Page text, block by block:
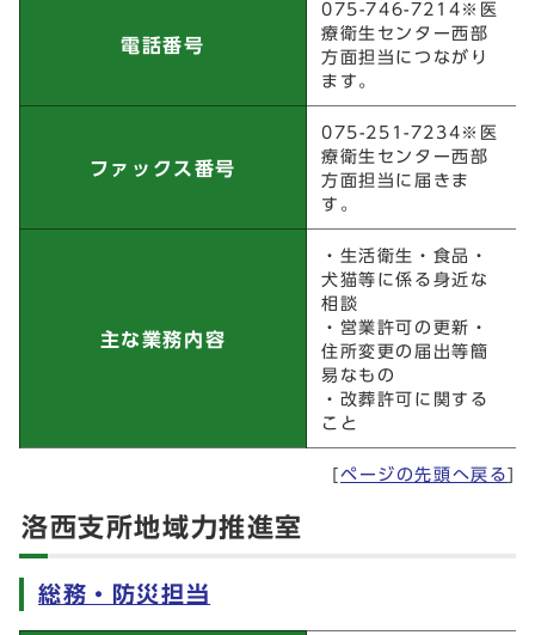
のページへ）
電話番号
075-746-7214※医
療衛生センター西部
方面担当につながり
ます。
ファックス番号
075-251-7234※医
療衛生センター西部
方面担当に届きま
す。
主な業務内容
・生活衛生・食品・
犬猫等に係る身近な
相談
・営業許可の更新・
住所変更の届出等簡
易なもの
・改葬許可に関する
こと
ページの先頭へ戻る
洛西支所地域力推進室
総務・防災担当